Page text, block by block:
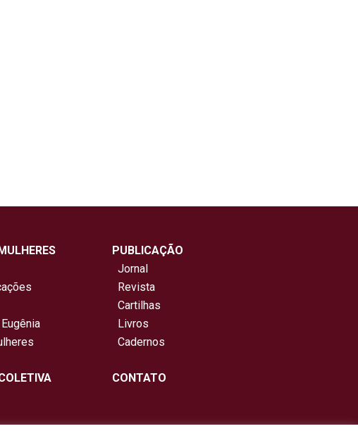
PUBLICAÇÃO
Jornal
Revista
Cartilhas
Livros
Cadernos
CONTATO